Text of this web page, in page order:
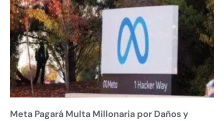
Meta Pagará Multa Millonaria por Daños y